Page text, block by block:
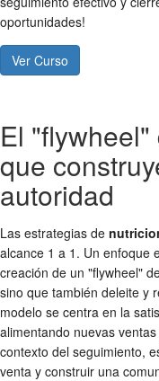
oportunidades!
Ver Curso
El
que
autoridad
Las estrategias de
alcance 1 a 1. Un enfoque
creación de un "flywheel"
sino que también deleite y
modelo se centra en la
alimentando nuevas
contexto del seguimiento,
venta y construir una